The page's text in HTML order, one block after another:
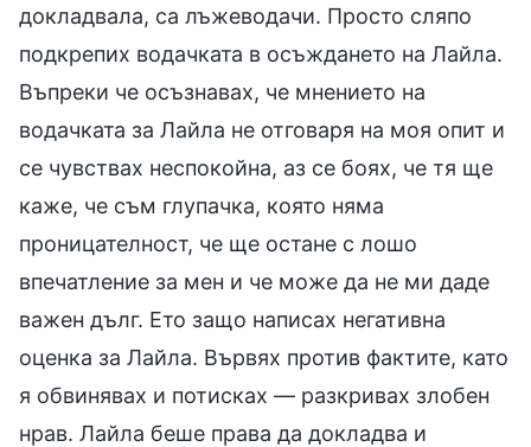
докладвала, са лъжеводачи. Просто сляпо
подкрепих водачката в осъждането на Лайла.
Въпреки че осъзнавах, че мнението на
водачката за Лайла не отговаря на моя опит и
се чувствах неспокойна, аз се боях, че тя ще
каже, че съм глупачка, която няма
проницателност, че ще остане с лошо
впечатление за мен и че може да не ми даде
важен дълг. Ето защо написах негативна
оценка за Лайла. Вървях против фактите, като
я обвинявах и потисках — разкривах злобен
нрав. Лайла беше права да докладва и